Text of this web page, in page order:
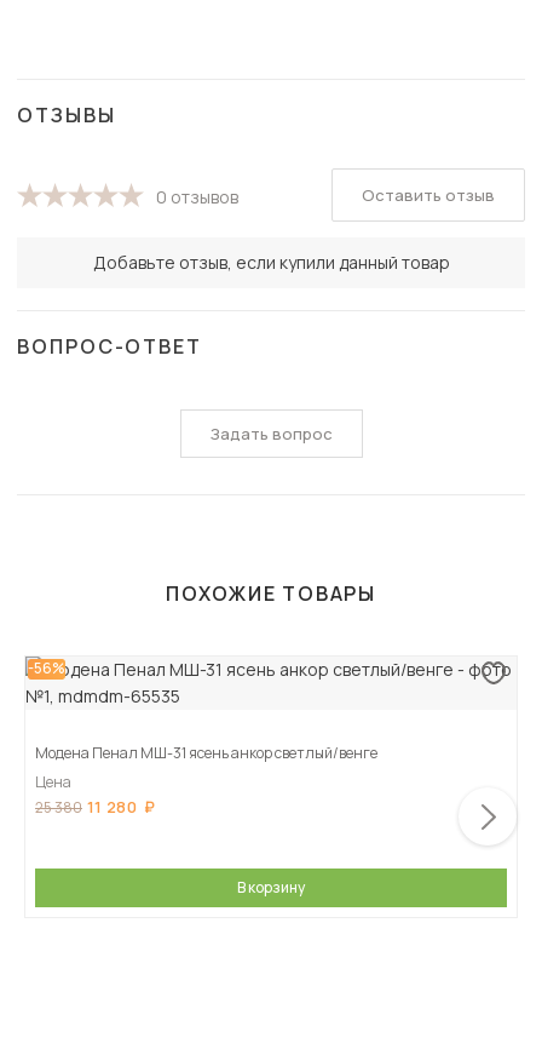
ОТЗЫВЫ
0 отзывов
Добавьте отзыв, если купили данный товар
Оставить отзыв
ВОПРОС-ОТВЕТ
Задать вопрос
ПОХОЖИЕ ТОВАРЫ
-56%
Модена Пенал МШ-31 ясень анкор светлый/венге
Цена
25 380 11 280
В корзину